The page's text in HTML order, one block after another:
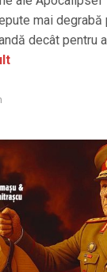
mai degrabă
decât pentru